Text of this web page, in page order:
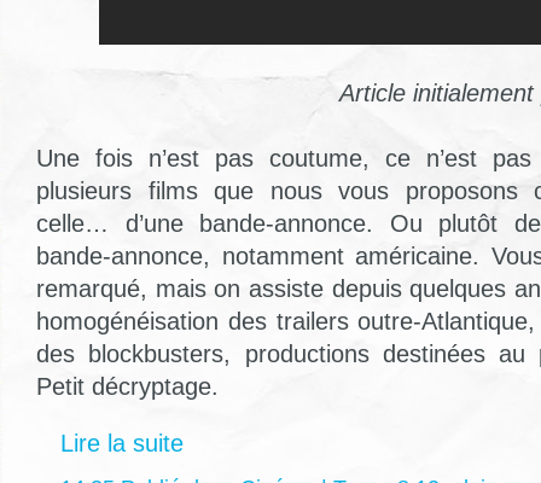
Article
Une fois n’est pas coutume, ce n’est
plusieurs films que nous vous proposons
celle… d’une bande-annonce. Ou plutôt
bande-annonce, notamment américaine.
remarqué, mais on assiste depuis quelques
homogénéisation des trailers outre-
des blockbusters, productions destinées
Petit décryptage.
Lire la suite